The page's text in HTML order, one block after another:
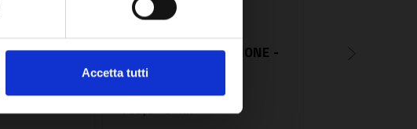
Accetta tutti
ELETTRODI ACCENSIONE -
VIE7839971
165,37€+ IVA
ELETTRODO